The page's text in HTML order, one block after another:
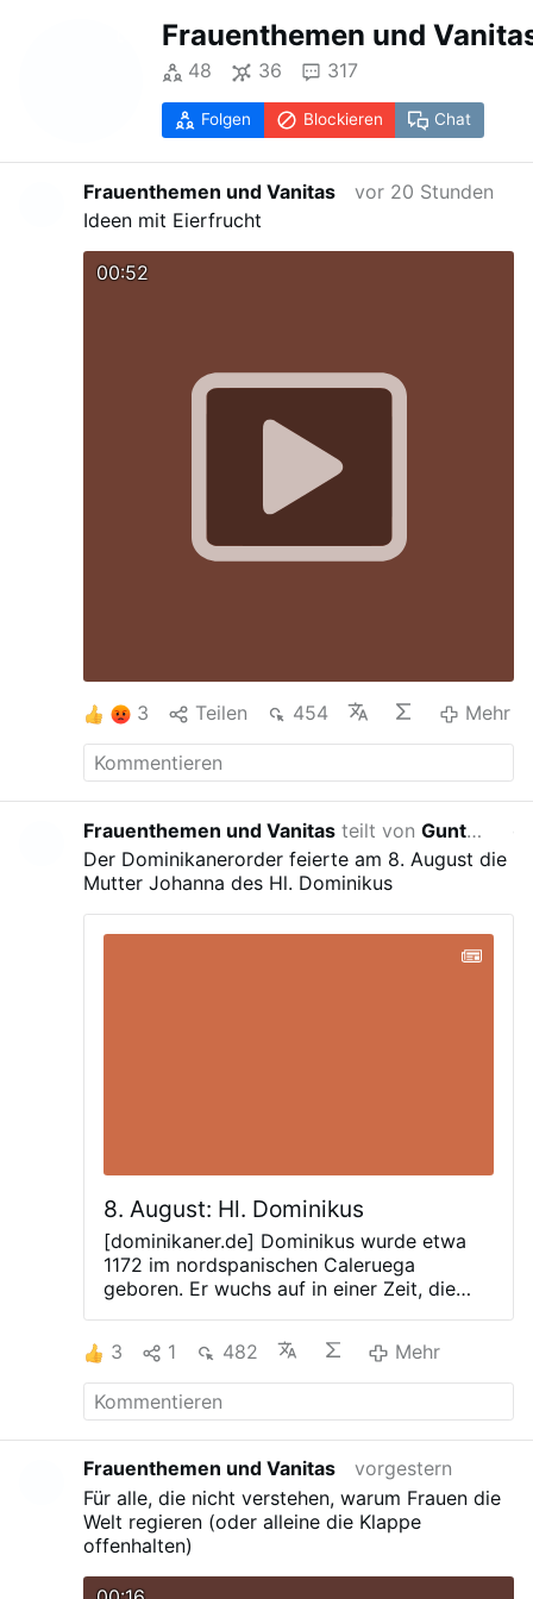
Frauenthemen und
48 36 317
Folgen Blockieren Chat
Frauenthemen und Vanitas
vor 20 Stunden
Ideen mit Eierfrucht
00:52
3 Teilen 454 Mehr
Frauenthemen und Vanitas teilt vonGuntherus de Thuringia
Der Dominikanerorder feierte am 8. August die
Mutter Johanna des Hl. Dominikus
8. August: Hl. Dominikus
[dominikaner.de] Dominikus wurde etwa
1172 im nordspanischen Caleruega
geboren. Er wuchs auf in einer Zeit, die
traditionell-hierarchischen Strukturen, von
Impulsen aus anderen Kulturen sowie vom
wachsenden Streben nach Wissen und
Bildung. Wissenschaftliche Methoden
zu lehren und zu streiten. Die katholische
Kurie verlor an Einfluss und kämpfte gegen
andere Lehren und Splittergruppen an.
Dominikus ging zunächst den traditionellen
Weg als Priester und Mitglied des
Domkapitels in Osma. Dort lernte er eine
3 1 482 Mehr
Frauenthemen und Vanitas
vorgestern
Für alle, die nicht verstehen, warum Frauen die
Welt regieren (oder alleine die Klappe
offenhalten)